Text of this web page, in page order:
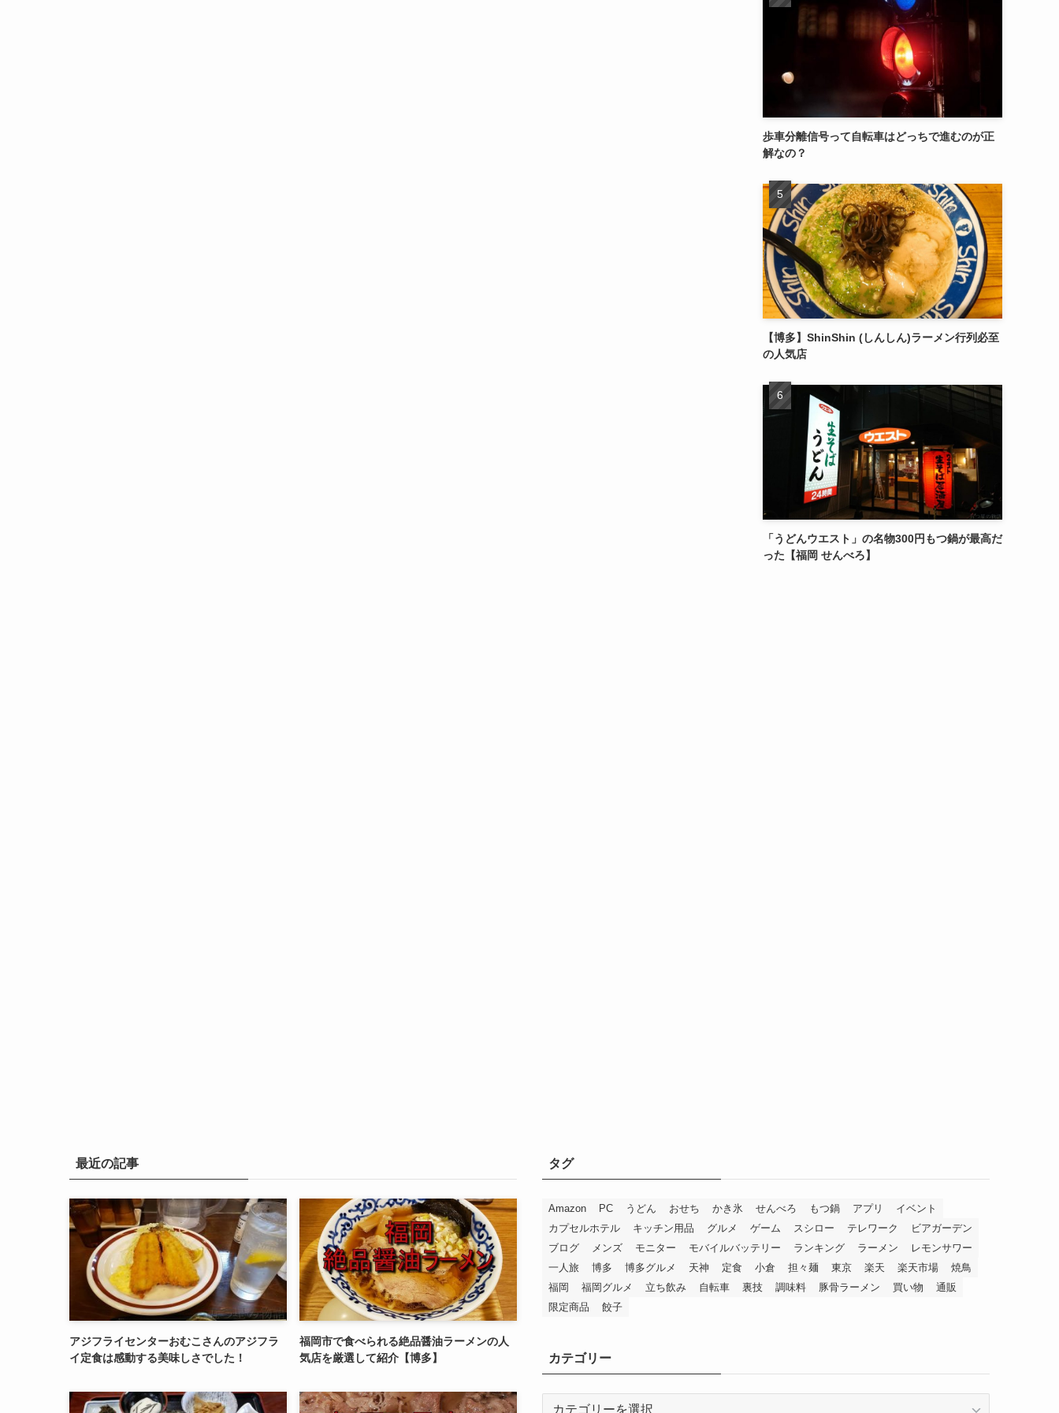
歩車分離信号って自転車はどっちで進むのが正
解なの？
【博多】ShinShin (しんしん)ラーメン行列必至
の人気店
「うどんウエスト」の名物300円もつ鍋が最高だ
った【福岡 せんべろ】
最近の記事
アジフライセンターおむこさんのアジフラ
イ定食は感動する美味しさでした！
福岡市で食べられる絶品醤油ラーメンの人
気店を厳選して紹介【博多】
タグ
Amazon PC うどん おせち かき氷 せんべろ もつ鍋 アプリ
イベント
カプセルホテル
キッチン用品 グルメ ゲーム スシロー テレワーク
ビアガーデン
ブログ
メンズ モニター モバイルバッテリー ランキング ラーメン
レモンサワー
一人旅
博多 博多グルメ 天神 定食 小倉 担々麺 東京 楽天 楽天市場
焼鳥
福岡
福岡グルメ 立ち飲み 自転車 裏技 調味料 豚骨ラーメン 買い物
通販
限定商品
餃子
カテゴリー